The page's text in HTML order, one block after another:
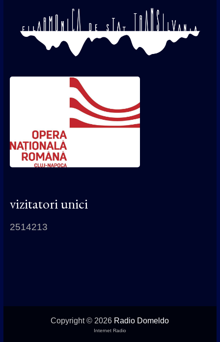
vizitatori unici
2514213
Copyright © 2026 Radio Domeldo
Internet Radio